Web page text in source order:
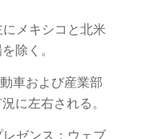
メキシコと北米
除く。
車および産業部
に左右される。
ゼンス：ウェブ